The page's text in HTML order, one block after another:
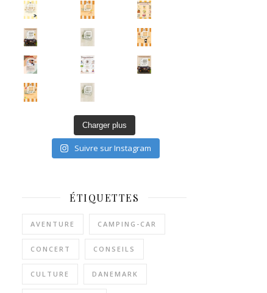
Écris-moi
Un ar
Charger plus
Suivre sur Instagram
ÉTIQUETTES
AVENTURE CAMPING-CAR
CONCERT CONSEILS
CULTURE DANEMARK